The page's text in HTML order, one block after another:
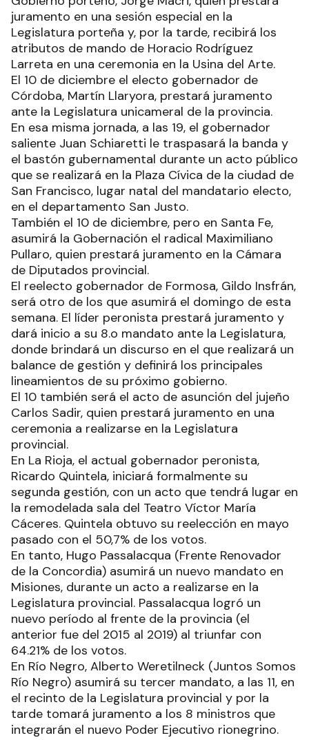
juramento en una sesión especial en la
Legislatura porteña y, por la tarde, recibirá los
atributos de mando de Horacio Rodríguez
Larreta en una ceremonia en la Usina del Arte.
El 10 de diciembre el electo gobernador de
Córdoba, Martín Llaryora, prestará juramento
ante la Legislatura unicameral de la provincia.
En esa misma jornada, a las 19, el gobernador
saliente Juan Schiaretti le traspasará la banda y
el bastón gubernamental durante un acto público
que se realizará en la Plaza Cívica de la ciudad de
San Francisco, lugar natal del mandatario electo,
en el departamento San Justo.
También el 10 de diciembre, pero en Santa Fe,
asumirá la Gobernación el radical Maximiliano
Pullaro, quien prestará juramento en la Cámara
de Diputados provincial.
El reelecto gobernador de Formosa, Gildo Insfrán,
será otro de los que asumirá el domingo de esta
semana. El líder peronista prestará juramento y
dará inicio a su 8.o mandato ante la Legislatura,
donde brindará un discurso en el que realizará un
balance de gestión y definirá los principales
lineamientos de su próximo gobierno.
El 10 también será el acto de asunción del jujeño
Carlos Sadir, quien prestará juramento en una
ceremonia a realizarse en la Legislatura
provincial.
En La Rioja, el actual gobernador peronista,
Ricardo Quintela, iniciará formalmente su
segunda gestión, con un acto que tendrá lugar en
la remodelada sala del Teatro Víctor María
Cáceres. Quintela obtuvo su reelección en mayo
pasado con el 50,7% de los votos.
En tanto, Hugo Passalacqua (Frente Renovador
de la Concordia) asumirá un nuevo mandato en
Misiones, durante un acto a realizarse en la
Legislatura provincial. Passalacqua logró un
nuevo período al frente de la provincia (el
anterior fue del 2015 al 2019) al triunfar con
64.21% de los votos.
En Río Negro, Alberto Weretilneck (Juntos Somos
Río Negro) asumirá su tercer mandato, a las 11, en
el recinto de la Legislatura provincial y por la
tarde tomará juramento a los 8 ministros que
integrarán el nuevo Poder Ejecutivo rionegrino.